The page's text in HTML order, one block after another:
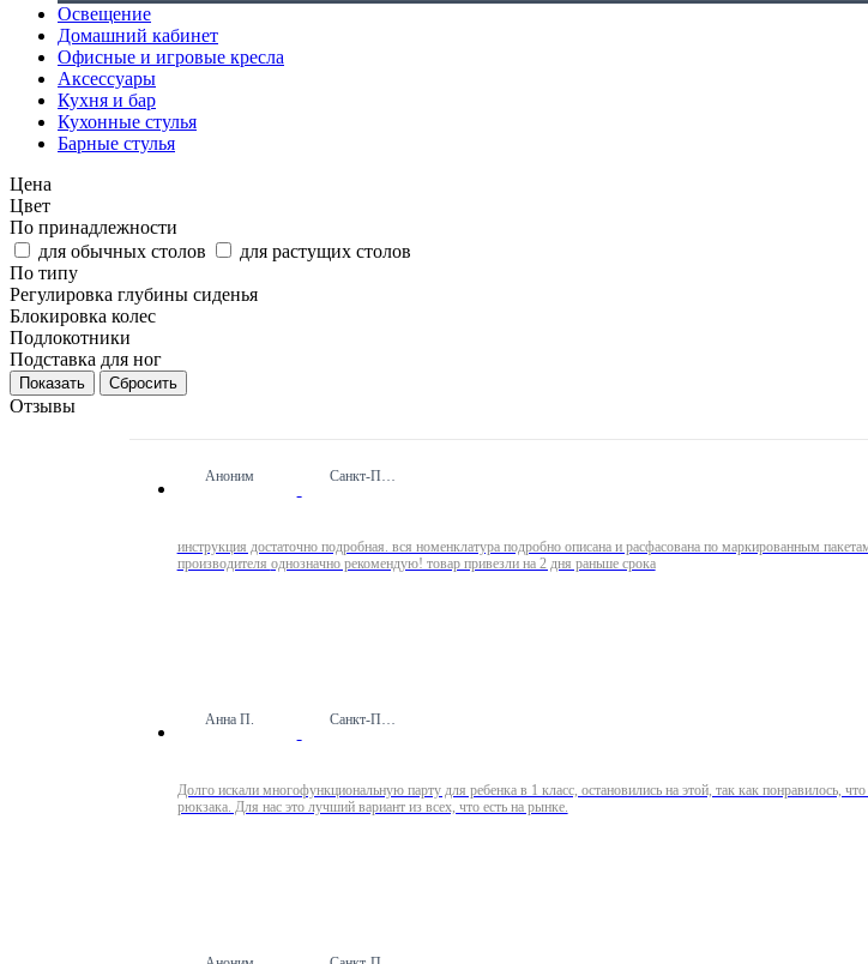
Освещение
Домашний кабинет
Офисные и игровые кресла
Аксессуары
Кухня и бар
Кухонные стулья
Барные стулья
Цена
Цвет
По принадлежности
для обычных столов
для растущих столов
По типу
Регулировка глубины сиденья
Блокировка колес
Подлокотники
Подставка для ног
Сбросить
Отзывы
Аноним Санкт-Петербург
инструкция достаточно подробная. вся номенклатура подробно описана и расфасована по маркированным пакетам.
производителя однозначно рекомендую! товар привезли на 2 дня раньше срока
Анна П. Санкт-Петербург
Долго искали многофункциональную парту для ребенка в 1 класс, остановились на этой, так как понравилось,
рюкзака. Для нас это лучший вариант из всех, что есть на рынке.